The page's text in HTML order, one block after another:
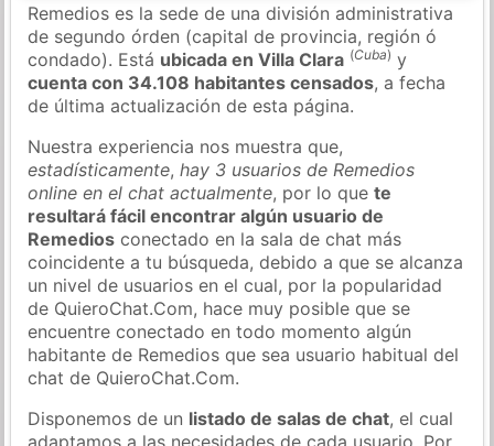
Remedios es la sede de una división administrativa
de segundo órden (capital de provincia, región ó
condado). Está ubicada en Villa Clara (Cuba) y
cuenta con 34.108 habitantes censados, a fecha
de última actualización de esta página.
Nuestra experiencia nos muestra que,
estadísticamente,hay 3 usuarios de Remedios
online en el chat actualmente, por lo quete
resultará fácil encontrar algún usuario de
Remedios conectado en la sala de chat más
coincidente a tu búsqueda, debido a que se alcanza
un nivel de usuarios en el cual, por la popularidad
de QuieroChat.Com, hace muy posible que se
encuentre conectado en todo momento algún
habitante de Remedios que sea usuario habitual del
chat de QuieroChat.Com.
Disponemos de un listado de salas de chat, el cual
adaptamos a las necesidades de cada usuario. Por